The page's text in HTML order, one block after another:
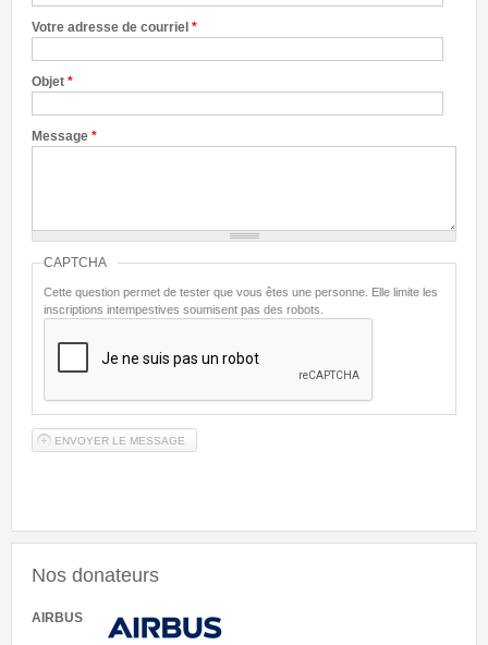
Votre adresse de courriel *
Objet *
Message *
CAPTCHA
Cette question permet de tester que vous êtes une personne. Elle limite les
inscriptions intempestives soumisent pas des robots.
Nos donateurs
AIRBUS